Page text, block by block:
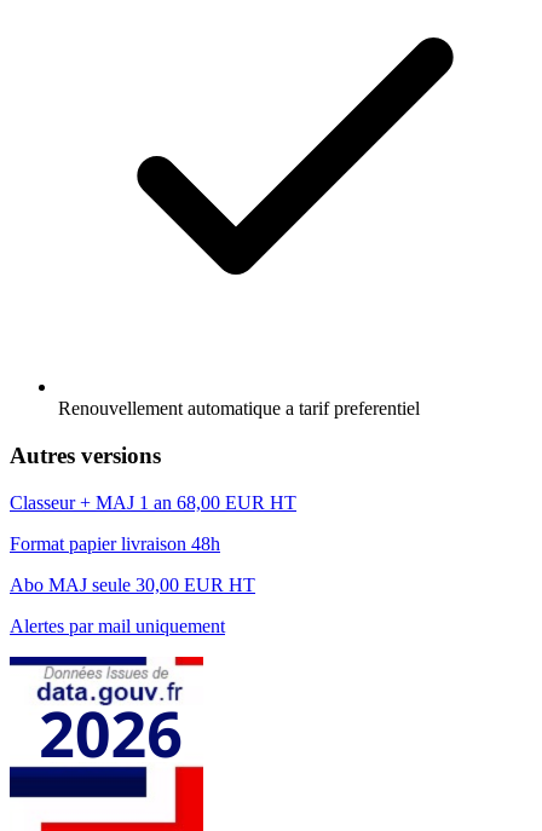
Renouvellement automatique a tarif preferentiel
Autres versions
Classeur + MAJ 1 an 68,00 EUR HT
Format papier livraison 48h
Abo MAJ seule 30,00 EUR HT
Alertes par mail uniquement